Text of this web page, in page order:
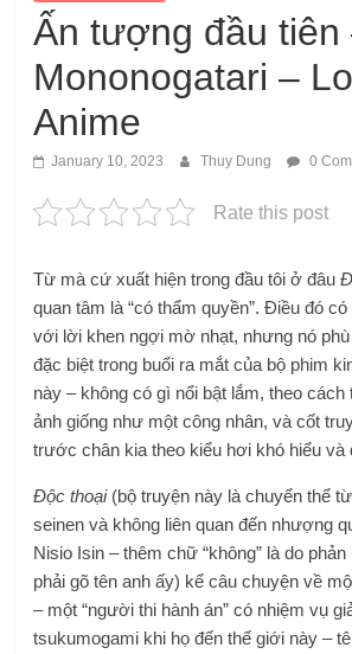
Ấn tượng đầu tiên
Mononogatari –
Anime
January 10, 2023 Thuy Dung 0
Rate this post
Từ mà cứ xuất hiện trong đầu tôi ở đâu
quan tâm là “có thẩm quyền”. Điều đó
với lời khen ngợi mờ nhạt, nhưng nó
đặc biệt trong buổi ra mắt của bộ phim
này – không có gì nổi bật lắm, theo
ảnh giống như một công nhân, và cốt
trước chân kia theo kiểu hơi khó hiểu và
Độc thoại(bộ truyện này là chuyển thể
seinen và không liên quan đến nhượng
Nisio Isin – thêm chữ “không” là do
phải gõ tên anh ấy) kể câu chuyện về
– một “người thi hành án” có nhiệm vụ
tsukumogami khi họ đến thế giới này –